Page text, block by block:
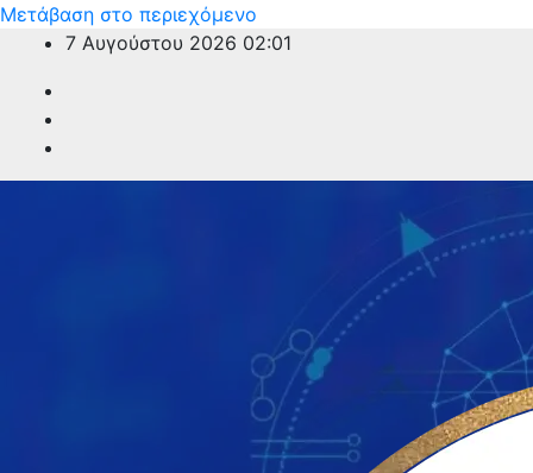
Μετάβαση στο περιεχόμενο
7 Αυγούστου 2026 02:01